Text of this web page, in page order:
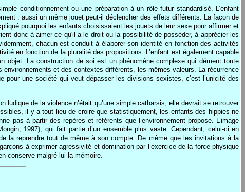
conditionnement ou une préparation à un rôle futur standardisé. L’enfant
: aussi un même jouet peut-il déclencher des effets différents. La façon de
pourquoi les enfants choisissaient les jouets de leur sexe pour affirmer et
donc à aimer ce qu'il a le droit ou la possibilité de posséder, à apprécier les
chacun est conduit à élaborer son identité en fonction des activités
en fonction de la pluralité des propositions. L’enfant est également capable
objet. La construction de soi est un phénomène complexe qui dément toute
et des contextes différents, les mêmes valeurs. La récurrence
pour une société qui veut dépasser les divisions sexistes, c’est l’unicité des
de la violence n’était qu’une simple catharsis, elle devrait se retrouver
il y a tout lieu de croire que statistiquement, les enfants des hippies ne
pas à partir des repères et référents que l’environnement propose. L’image
1997), qui fait partie d’un ensemble plus vaste. Cependant, celui-ci en
la reprendre tout de même à son compte. De même que les invitations à la
à exprimer agressivité et domination par l’exercice de la force physique
conserve malgré lui la mémoire.